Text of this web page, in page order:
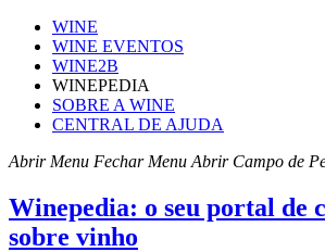
WINE
WINE EVENTOS
WINE2B
WINEPEDIA
SOBRE A WINE
CENTRAL DE AJUDA
Abrir Menu Fechar Menu Abrir Campo de
Winepedia: o seu portal de
sobre vinho